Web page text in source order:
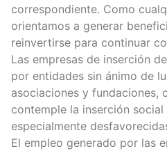
correspondiente. Como
orientamos a generar
reinvertirse para continuar
Las empresas de inserción
por entidades sin ánimo de
asociaciones y fundaciones,
contemple la inserción social
especialmente
El empleo generado por las